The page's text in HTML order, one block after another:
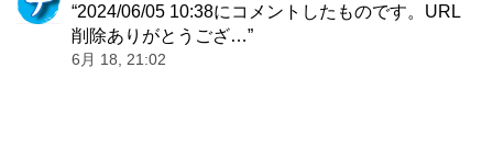
“2024/06/05 10:38にコメントしたものです。URL
削除ありがとうござ…”
6月 18, 21:02